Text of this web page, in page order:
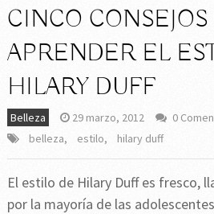
CINCO
APRENDER EL
HILARY DUFF
Belleza 29 marzo, 2012
0
belleza, estilo, hilary duff
El estilo de Hilary Duff es fresco,
por la mayoría de las